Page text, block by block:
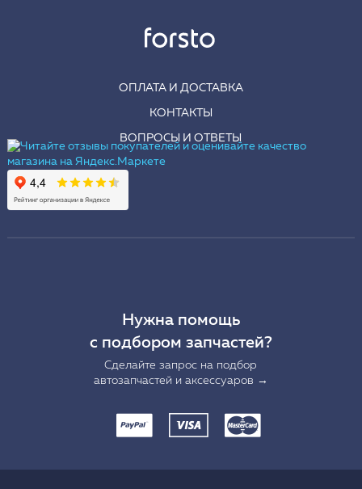
ОПЛАТА И ДОСТАВКА
КОНТАКТЫ
ВОПРОСЫ И ОТВЕТЫ
Нужна помощь
с подбором запчастей?
Сделайте запрос на подбор
автозапчастей и аксессуаров →